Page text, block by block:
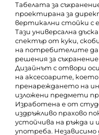
Табелата за
проектирана за
вертикални стойки с
Тази универсална
спектър от куки,
на потребителите да
решения за
Дизайнът с отвори
на аксесоарите,
пренареждането на
изложени предмети
Изработена е от
издръжливо прахово
устойчива на ръжда и
употреба. Независимо